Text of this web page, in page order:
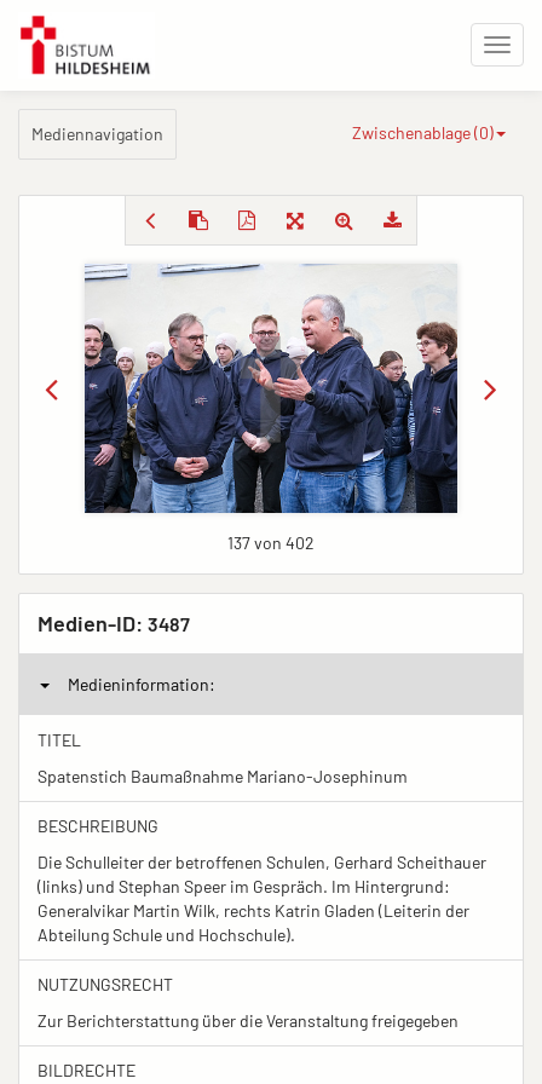
Mediennavigation Zwischenablage (0)
137 von 402
Medien-ID: 3487
Medieninformation:
TITEL
Spatenstich Baumaßnahme Mariano-Josephinum
BESCHREIBUNG
Die Schulleiter der betroffenen Schulen, Gerhard Scheithauer
(links) und Stephan Speer im Gespräch. Im Hintergrund:
Generalvikar Martin Wilk, rechts Katrin Gladen (Leiterin der
Abteilung Schule und Hochschule).
NUTZUNGSRECHT
Zur Berichterstattung über die Veranstaltung freigegeben
BILDRECHTE